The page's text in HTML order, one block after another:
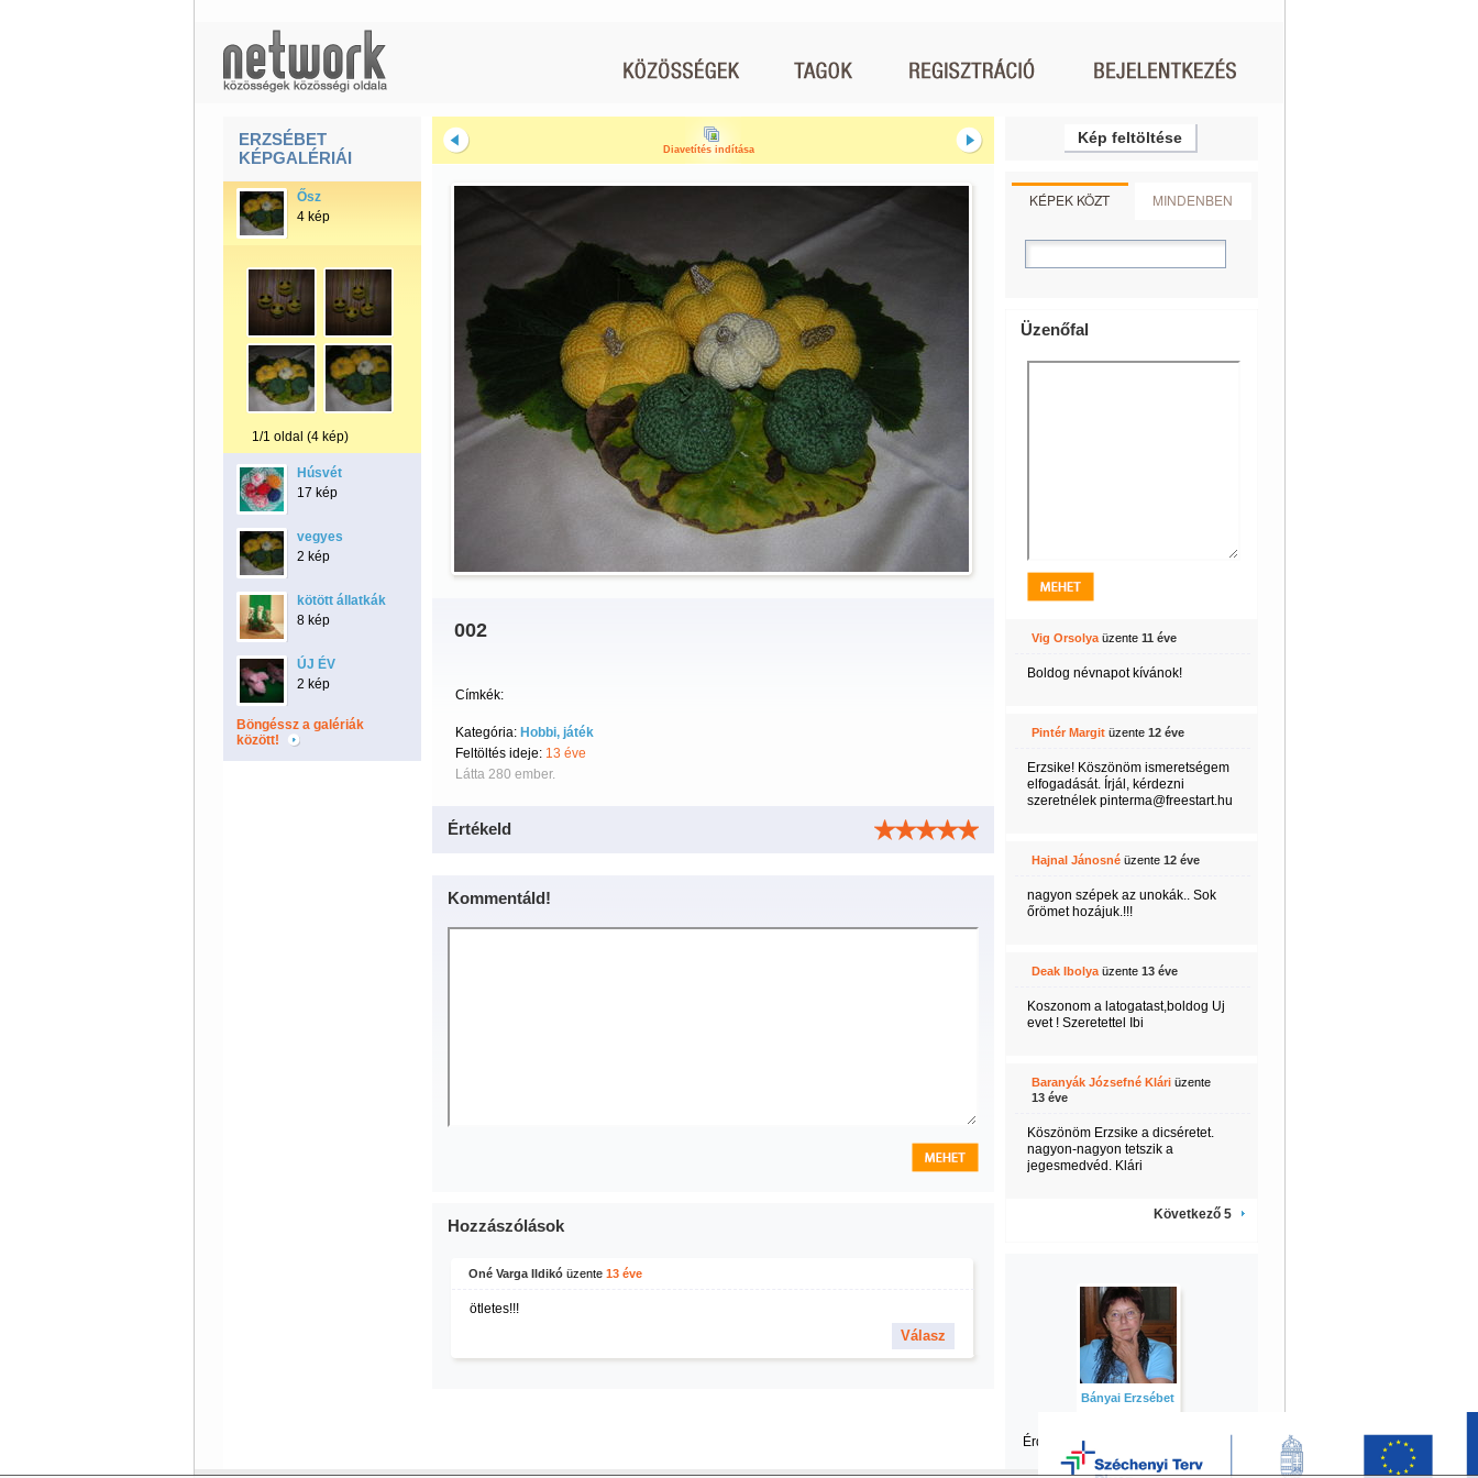
ERZSÉBET
KÉPGALÉRIÁI
Ősz
4 kép
1/1 oldal (4 kép)
Húsvét
17 kép
vegyes
2 kép
kötött állatkák
8 kép
ÚJ ÉV
2 kép
Böngéssz a galériák
között!
Diavetítés indítása
002
Címkék:
Kategória: Hobbi, játék
Feltöltés ideje: 13 éve
Látta 280 ember.
Értékeld
Kommentáld!
Hozzászólások
Oné Varga Ildikóüzente 13 éve
ötletes!!!
Válasz
Kép feltöltése
KÉPEK KÖZT MINDENBEN
Üzenőfal
Vig Orsolyaüzente 11 éve
Boldog névnapot kívánok!
Pintér Margitüzente 12 éve
Erzsike! Köszönöm ismeretségem
elfogadását. Írjál, kérdezni
szeretnélek pinterma@freestart.hu
Hajnal Jánosnéüzente 12 éve
nagyon szépek az unokák.. Sok
őrömet hozájuk.!!!
Deak Ibolyaüzente 13 éve
Koszonom a latogatast,boldog Uj
evet ! Szeretettel Ibi
Baranyák Józsefné Kláriüzente
13 éve
Köszönöm Erzsike a dicséretet.
nagyon-nagyon tetszik a
jegesmedvéd. Klári
Következő 5
Bányai Erzsébet
Érdekel Erzsébet